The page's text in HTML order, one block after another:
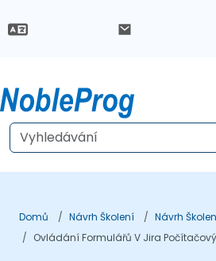
Domů Návrh Školení
Návrh
Ovládání Formulářů V Jira